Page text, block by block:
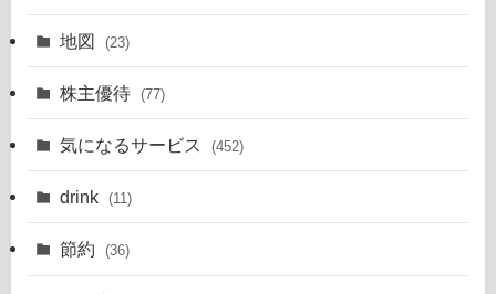
地図 (23)
株主優待 (77)
気になるサービス (452)
drink (11)
節約 (36)